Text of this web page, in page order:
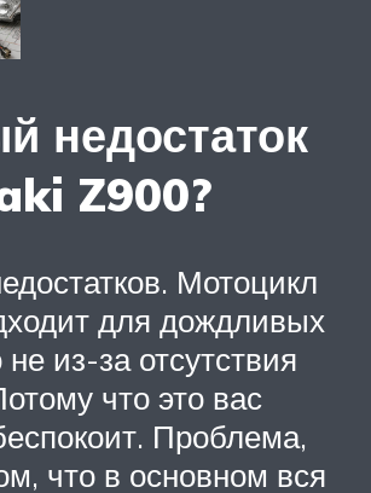
недостаток
Z900?
Мотоцикл
для дождливых
из-за отсутствия
что это вас
Проблема,
что в основном вся